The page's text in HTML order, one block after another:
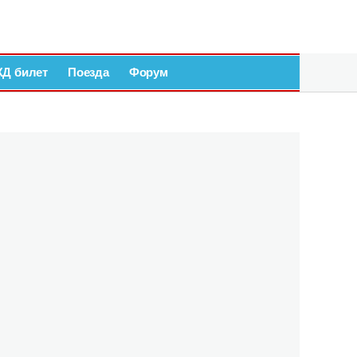
билет Поезда Форум